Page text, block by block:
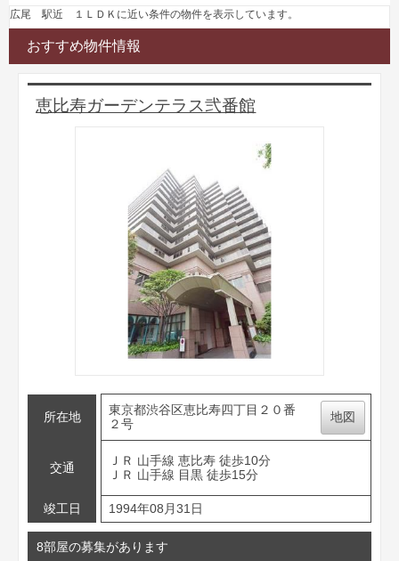
広尾 駅近 １ＬＤＫに近い条件の物件を表示しています。
おすすめ物件情報
恵比寿ガーデンテラス弐番館
所在地
東京都渋谷区恵比寿四丁目２０番
２号
地図
交通
ＪＲ 山手線 恵比寿 徒歩10分
ＪＲ 山手線 目黒 徒歩15分
竣工日 1994年08月31日
8部屋の募集があります